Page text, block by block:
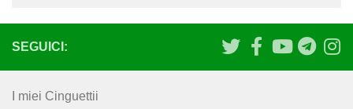
SEGUICI:
I miei Cinguettii